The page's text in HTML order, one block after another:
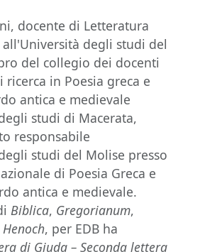
docente di Letteratura
degli studi del
del collegio dei docenti
in Poesia greca e
antica e medievale
studi di Macerata,
responsabile
studi del Molise presso
di Poesia Greca e
antica e medievale.
Biblica, Gregorianum,
Henoch, per EDB ha
di Giuda – Seconda lettera